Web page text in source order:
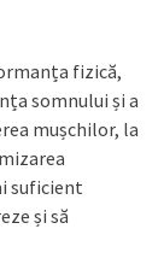
fizică,
somnului și a
mușchilor, la
suficient
și să